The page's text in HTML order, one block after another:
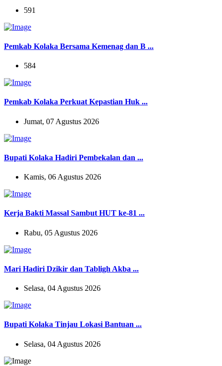
591
Pemkab Kolaka Bersama Kemenag dan B ...
584
Pemkab Kolaka Perkuat Kepastian Huk ...
Jumat, 07 Agustus 2026
Bupati Kolaka Hadiri Pembekalan dan ...
Kamis, 06 Agustus 2026
Kerja Bakti Massal Sambut HUT ke-81 ...
Rabu, 05 Agustus 2026
Mari Hadiri Dzikir dan Tabligh Akba ...
Selasa, 04 Agustus 2026
Bupati Kolaka Tinjau Lokasi Bantuan ...
Selasa, 04 Agustus 2026